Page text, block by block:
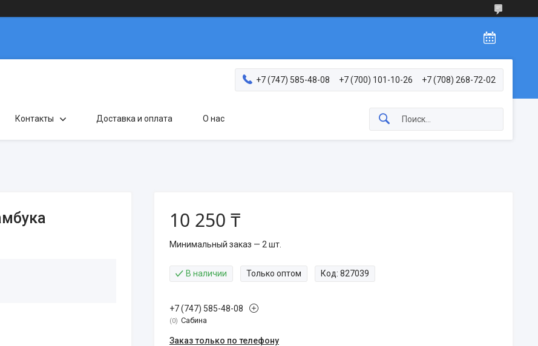
+7 (747) 585-48-08 +7 (700) 101-10-26 +7 (708) 268-72-02
Контакты Доставка и оплата О нас
10 250 ₸
Минимальный заказ — 2 шт.
В наличии Только оптом Код: 827039
+7 (747) 585-48-08
0 Сабина
Заказ только по телефону